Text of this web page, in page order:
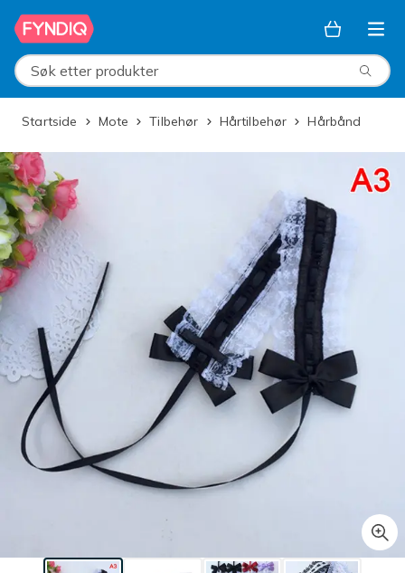
Hopp til hovedinnhold
Søk etter produkter
Startside Mote Tilbehør Hårtilbehør Hårbånd